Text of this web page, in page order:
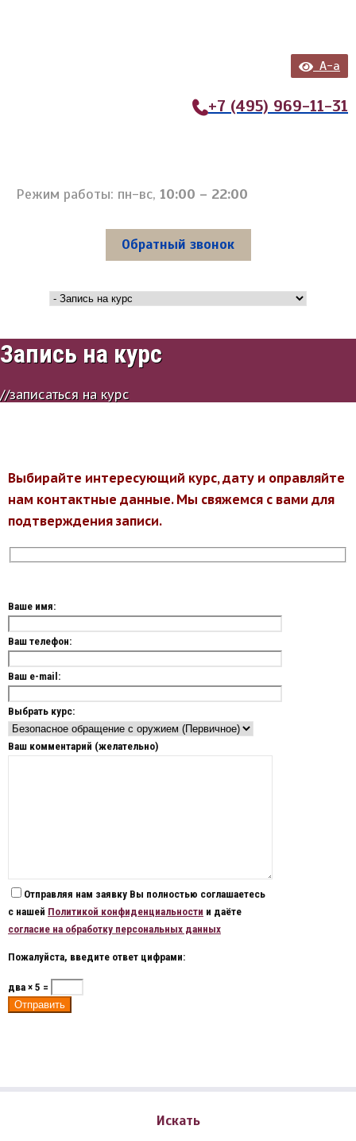
A-a
+7 (495) 969-11-31
Режим работы: пн-вс, 10:00 – 22:00
Обратный звонок
Запись на курс
//записаться на курс
Выбирайте интересующий курс, дату и оправляйте
нам контактные данные. Мы свяжемся с вами для
подтверждения записи.
Ваше имя:
Ваш телефон:
Ваш e-mail:
Выбрать курс:
Ваш комментарий (желательно)
Отправляя нам заявку Вы полностью соглашаетесь
с нашей Политикой конфиденциальности и даёте
согласие на обработку персональных данных
Пожалуйста, введите ответ цифрами:
два × 5 =
Искать